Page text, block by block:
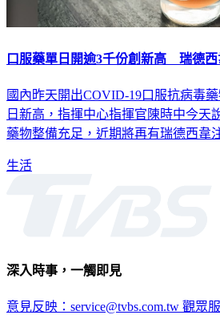
口服藥單日開逾3千份創新高 瑞德
國內昨天開出COVID-19口服抗病毒
日新高，指揮中心指揮官陳時中今天
藥物整備充足，近期將再有瑞德西韋
生活
深入時事，一觸即見
意見反映：service@tvbs.com.tw 觀眾